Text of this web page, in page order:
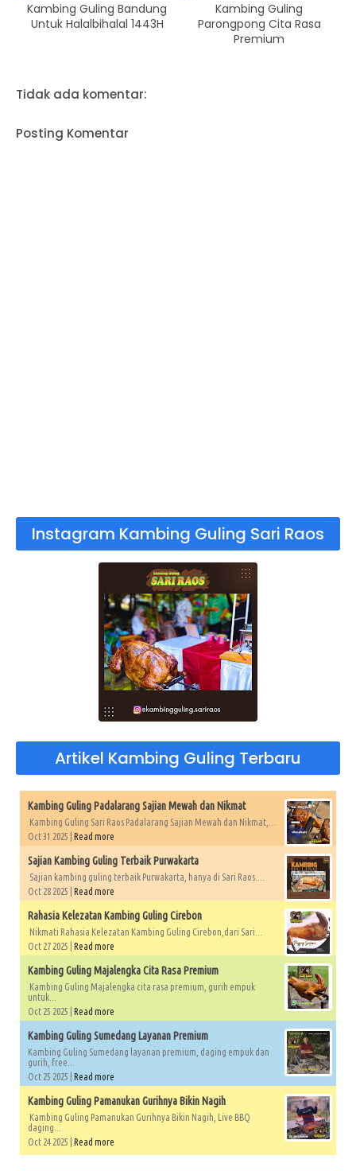
Kambing Guling Bandung
Untuk Halalbihalal 1443H
Kambing Guling
Parongpong Cita Rasa
Premium
Tidak ada komentar:
Posting Komentar
Instagram Kambing Guling Sari Raos
Artikel Kambing Guling Terbaru
Kambing Guling Padalarang Sajian Mewah dan Nikmat
Kambing Guling Sari Raos Padalarang Sajian Mewah dan Nikmat,...
Oct 31 2025 | Read more
Sajian Kambing Guling Terbaik Purwakarta
Sajian kambing guling terbaik Purwakarta, hanya di Sari Raos....
Oct 28 2025 | Read more
Rahasia Kelezatan Kambing Guling Cirebon
Nikmati Rahasia Kelezatan Kambing Guling Cirebon,dari Sari...
Oct 27 2025 | Read more
Kambing Guling Majalengka Cita Rasa Premium
Kambing Guling Majalengka cita rasa premium, gurih empuk
untuk...
Oct 25 2025 | Read more
Kambing Guling Sumedang Layanan Premium
Kambing Guling Sumedang layanan premium, daging empuk dan
gurih, free...
Oct 25 2025 | Read more
Kambing Guling Pamanukan Gurihnya Bikin Nagih
Kambing Guling Pamanukan Gurihnya Bikin Nagih, Live BBQ
daging...
Oct 24 2025 | Read more